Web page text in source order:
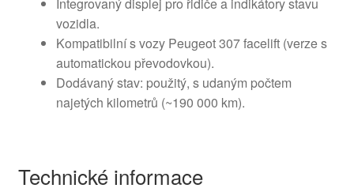
Integrovaný displej pro řidiče a indikátory stavu
vozidla.
Kompatibilní s vozy Peugeot 307 facelift (verze s
automatickou převodovkou).
Dodávaný stav: použitý, s udaným počtem
najetých kilometrů (~190 000 km).
Technické informace